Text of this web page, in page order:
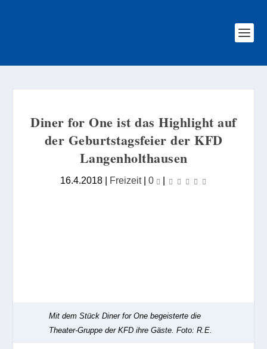
Diner for One ist das Highlight auf
der Geburtstagsfeier der KFD
Langenholthausen
16.4.2018 | Freizeit| 0 |
Mit dem Stück Diner for One begeisterte die
Theater-Gruppe der KFD ihre Gäste. Foto: R.E.